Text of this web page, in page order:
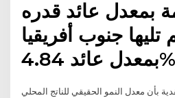
بمعدل عائد قدره
ثم تليها جنوب أفريقيا
بمعدل عائد 4.84%
بأن معدل النمو الحقيقي للناتج المحلي